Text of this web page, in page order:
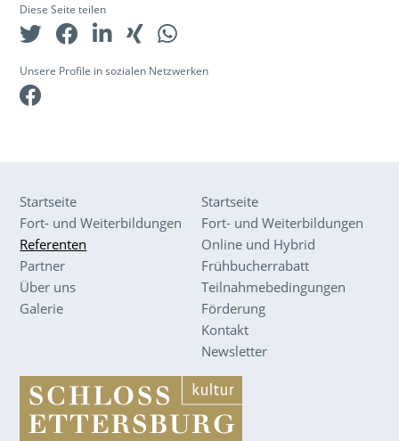
Diese Seite teilen
Unsere Profile in sozialen Netzwerken
Startseite
Fort- und Weiterbildungen
Referenten
Partner
Über uns
Galerie
Startseite
Fort- und Weiterbildungen
Online und Hybrid
Frühbucherrabatt
Teilnahmebedingungen
Förderung
Kontakt
Newsletter